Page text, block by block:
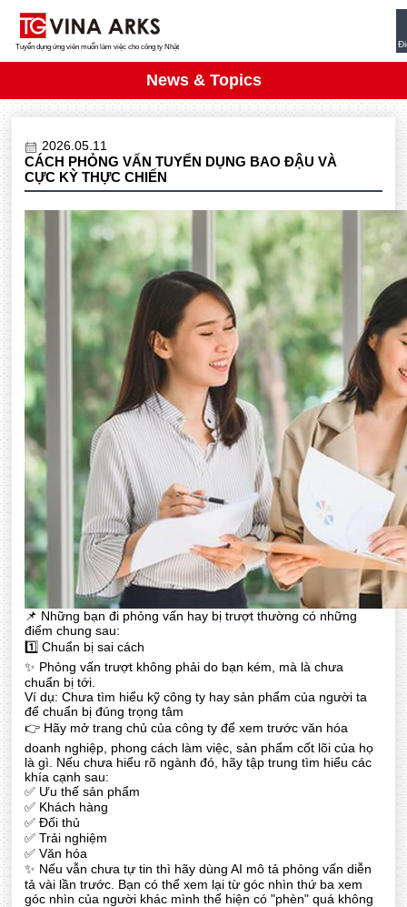
Tuyển dụng ứng viên muốn làm việc cho công ty Nhật
News & Topics
CÁCH PHỎNG VẤN TUYỂN DỤNG BAO ĐẬU VÀ
CỰC KỲ THỰC CHIẾN
2026.05.11
📌 Những bạn đi phỏng vấn hay bị trượt thường có những
điểm chung sau:
1️⃣ Chuẩn bị sai cách
✨ Phỏng vấn trượt không phải do bạn kém, mà là chưa
chuẩn bị tới.
Ví dụ: Chưa tìm hiểu kỹ công ty hay sản phẩm của người ta
để chuẩn bị đúng trọng tâm
👉 Hãy mở trang chủ của công ty để xem trước văn hóa
doanh nghiệp, phong cách làm việc, sản phẩm cốt lõi của họ
là gì. Nếu chưa hiểu rõ ngành đó, hãy tập trung tìm hiểu các
khía cạnh sau:
✅ Ưu thế sản phẩm
✅ Khách hàng
✅ Đối thủ
✅ Trải nghiệm
✅ Văn hóa
✨ Nếu vẫn chưa tự tin thì hãy dùng AI mô tả phỏng vấn diễn
tả vài lần trước. Bạn có thể xem lại từ góc nhìn thứ ba xem
góc nhìn của người khác mình thể hiện có "phèn" quá không